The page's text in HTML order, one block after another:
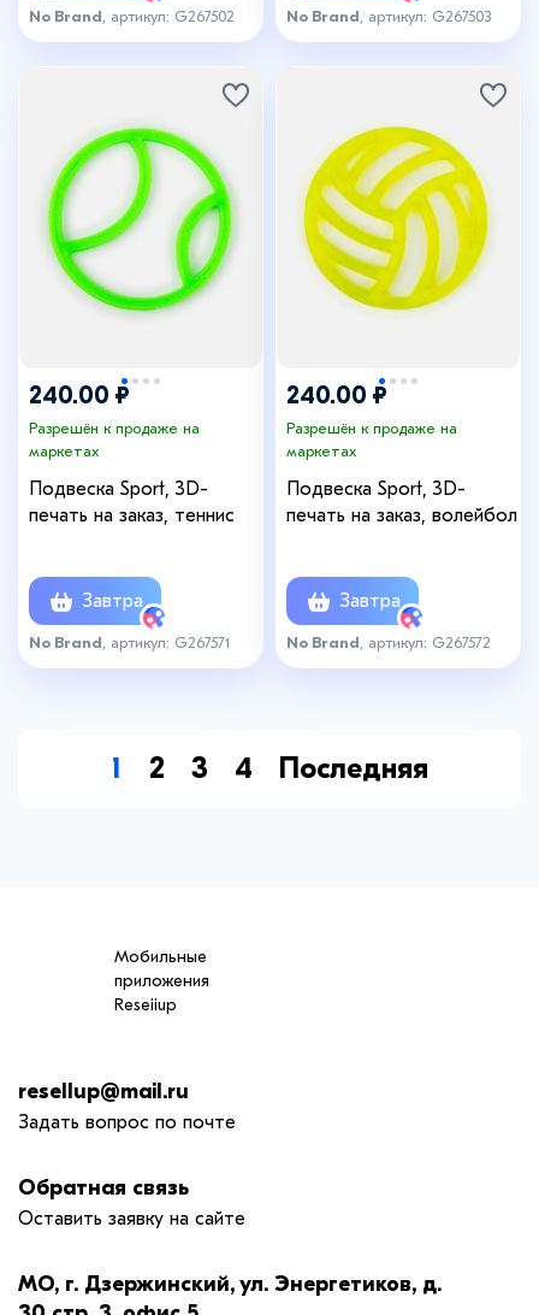
No Brand , артикул: G267502 No Brand , артикул: G267503
240.00 ₽
Разрешён к продаже на
маркетах
Подвеска Sport, 3D-
печать на заказ, теннис
Завтра
No Brand , артикул: G267571
240.00 ₽
Разрешён к продаже на
маркетах
Подвеска Sport, 3D-
печать на заказ, волейбол
Завтра
No Brand , артикул: G267572
1 2 3 4 Последняя
Мобильные
приложения
Reseiiup
resellup@mail.ru
Задать вопрос по почте
Обратная связь
Оставить заявку на сайте
МО, г. Дзержинский, ул. Энергетиков, д.